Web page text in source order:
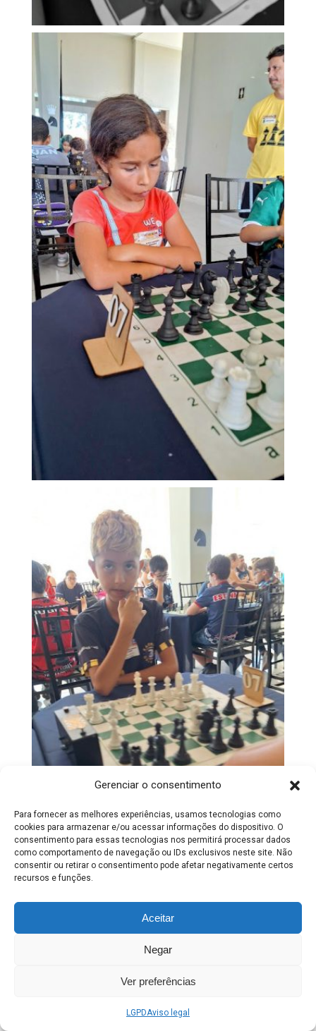
Gerenciar o consentimento
Para fornecer as melhores experiências, usamos tecnologias como
cookies para armazenar e/ou acessar informações do dispositivo. O
consentimento para essas tecnologias nos permitirá processar dados
como comportamento de navegação ou IDs exclusivos neste site. Não
consentir ou retirar o consentimento pode afetar negativamente certos
recursos e funções.
Aceitar
Negar
Ver preferências
LGPDAviso legal